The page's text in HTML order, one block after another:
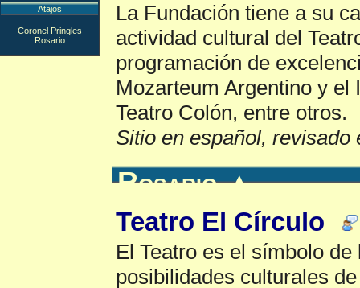
La Fundación tiene a su
actividad cultural del
programación de
Mozarteum Argentino y el
Teatro Colón, entre otros.
Sitio en español, revisado
Rosario▲
Teatro El Círculo
El Teatro es el símbolo
posibilidades culturales
Atajos
Coronel Pringles
Rosario